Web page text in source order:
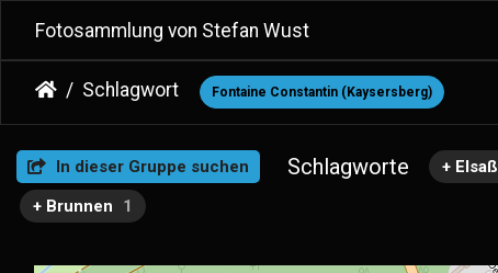
Fotosammlung von Stefan Wust
Schlagwort Fontaine Constantin (Kaysersberg)
In dieser Gruppe suchen Schlagworte + Elsaß
+ Brunnen
1